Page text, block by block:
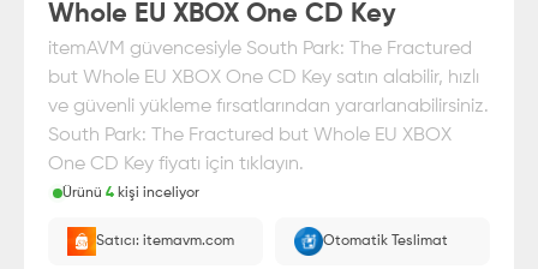
Whole EU XBOX One CD Key
itemAVM güvencesiyle South Park: The Fractured
but Whole EU XBOX One CD Key satın alabilir, hızlı
ve güvenli yükleme fırsatlarından yararlanabilirsiniz.
South Park: The Fractured but Whole EU XBOX
One CD Key fiyatı için tıklayın.
Ürünü 4 kişi inceliyor
E-Pin olarak yüklenir.
Satıcı: itemavm.com Otomatik Teslimat